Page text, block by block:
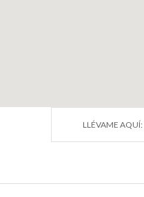
LLÉVAME AQUÍ: